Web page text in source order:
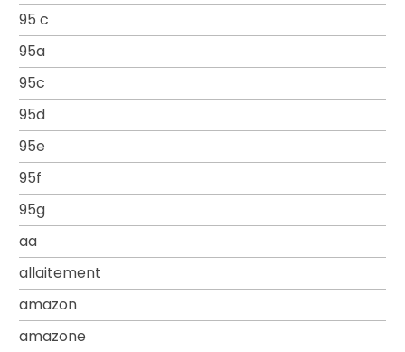
95 c
95a
95c
95d
95e
95f
95g
aa
allaitement
amazon
amazone